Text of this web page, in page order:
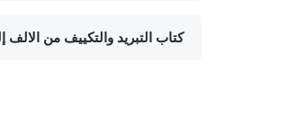
كتاب التبريد والتكييف من الالف إلى الياء - ابراهيم عبده محمد المرتضي